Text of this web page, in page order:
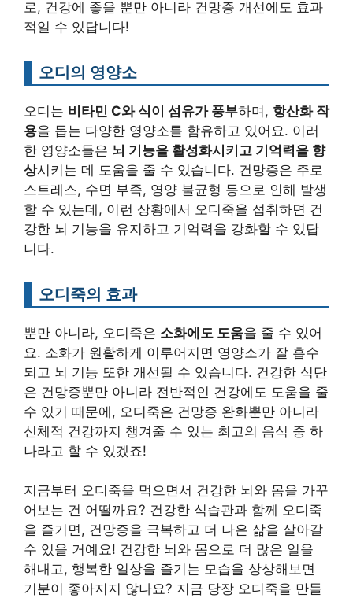
로, 건강에 좋을 뿐만 아니라 건망증 개선에도 효과
적일 수 있답니다!
오디의 영양소
오디는 비타민 C와 식이 섬유가 풍부하며, 항산화 작
용을 돕는 다양한 영양소를 함유하고 있어요. 이러
한 영양소들은 뇌 기능을 활성화시키고 기억력을 향
상시키는 데 도움을 줄 수 있습니다. 건망증은 주로
스트레스, 수면 부족, 영양 불균형 등으로 인해 발생
할 수 있는데, 이런 상황에서 오디죽을 섭취하면 건
강한 뇌 기능을 유지하고 기억력을 강화할 수 있답
니다.
오디죽의 효과
뿐만 아니라, 오디죽은 소화에도 도움을 줄 수 있어
요. 소화가 원활하게 이루어지면 영양소가 잘 흡수
되고 뇌 기능 또한 개선될 수 있습니다. 건강한 식단
은 건망증뿐만 아니라 전반적인 건강에도 도움을 줄
수 있기 때문에, 오디죽은 건망증 완화뿐만 아니라
신체적 건강까지 챙겨줄 수 있는 최고의 음식 중 하
나라고 할 수 있겠죠!
지금부터 오디죽을 먹으면서 건강한 뇌와 몸을 가꾸
어보는 건 어떨까요? 건강한 식습관과 함께 오디죽
을 즐기면, 건망증을 극복하고 더 나은 삶을 살아갈
수 있을 거예요! 건강한 뇌와 몸으로 더 많은 일을
해내고, 행복한 일상을 즐기는 모습을 상상해보면
기분이 좋아지지 않나요? 지금 당장 오디죽을 만들